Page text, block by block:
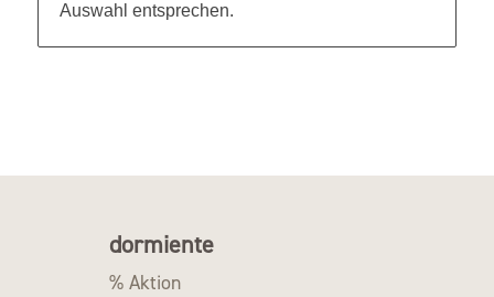
Auswahl entsprechen.
dormiente
% Aktion